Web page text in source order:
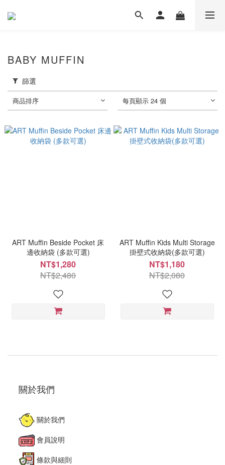
BABY MUFFIN
篩選
商品排序 每頁顯示 24 個
ART Muffin Beside Pocket 床
邊收納袋 (多款可選)
NT$1,280
NT$2,480
ART Muffin Kids Multi Storage
掛壁式收納袋(多款可選)
NT$1,180
NT$2,080
關於我們
關於我們
會員說明
條款與細則